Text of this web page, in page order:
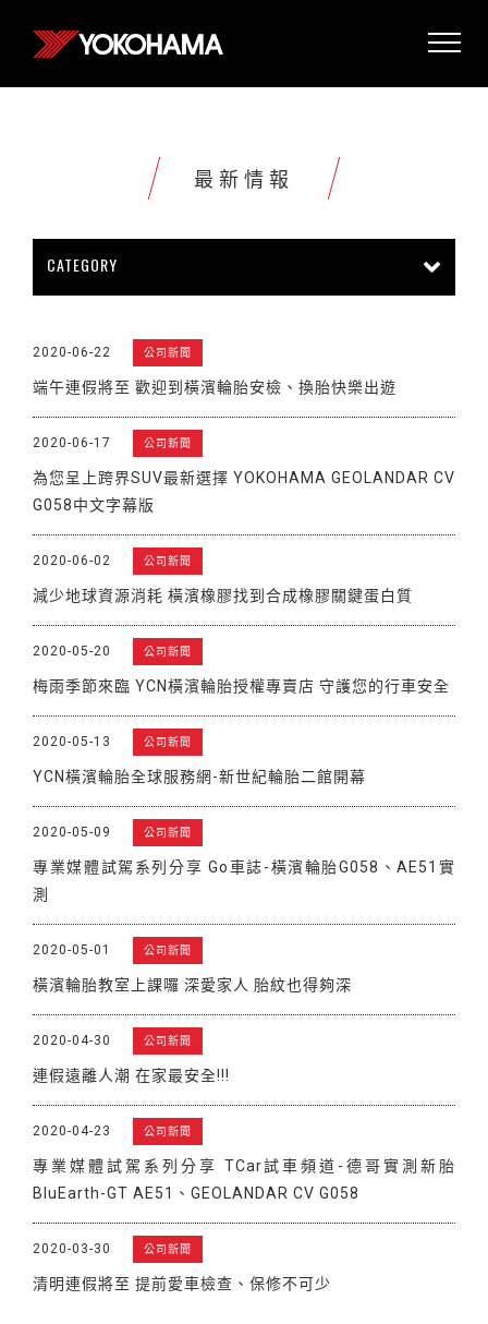
最新情報
CATEGORY
販促活動
2020-06-22 公司新聞
端午連假將至 歡迎到橫濱輪胎安檢、換胎快樂出遊
2020-06-17 公司新聞
為您呈上跨界SUV最新選擇 YOKOHAMA GEOLANDAR CV
G058中文字幕版
2020-06-02 公司新聞
減少地球資源消耗 橫濱橡膠找到合成橡膠關鍵蛋白質
2020-05-20 公司新聞
梅雨季節來臨 YCN橫濱輪胎授權專賣店 守護您的行車安全
2020-05-13 公司新聞
YCN橫濱輪胎全球服務網-新世紀輪胎二館開幕
2020-05-09 公司新聞
專業媒體試駕系列分享 Go車誌-橫濱輪胎G058、AE51實
測
2020-05-01 公司新聞
橫濱輪胎教室上課囉 深愛家人 胎紋也得夠深
2020-04-30 公司新聞
連假遠離人潮 在家最安全!!!
2020-04-23 公司新聞
專業媒體試駕系列分享 TCar試車頻道-德哥實測新胎
BluEarth-GT AE51、GEOLANDAR CV G058
2020-03-30 公司新聞
清明連假將至 提前愛車檢查、保修不可少